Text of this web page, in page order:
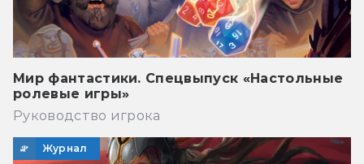
Мир фантастики. Спецвыпуск «Настольные
ролевые игры»
Руководство игрока
Журнал